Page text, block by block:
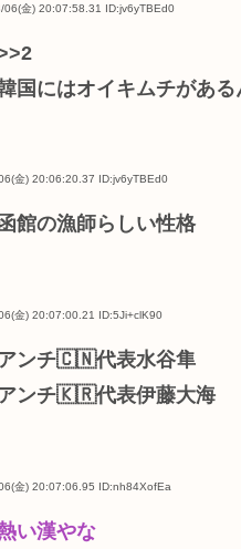
06(金) 20:07:58.31 ID:jv6yTBEd0
国にはオイキムチがあ
金) 20:06:20.37 ID:jv6yTBEd0
館の漁師らしい性格
金) 20:07:00.21 ID:5Ji+clK90
ンチ🇨🇳代表水谷隼
ンチ🇰🇷代表伊藤大海
金) 20:07:06.95 ID:nh84XofEa
い漢やな